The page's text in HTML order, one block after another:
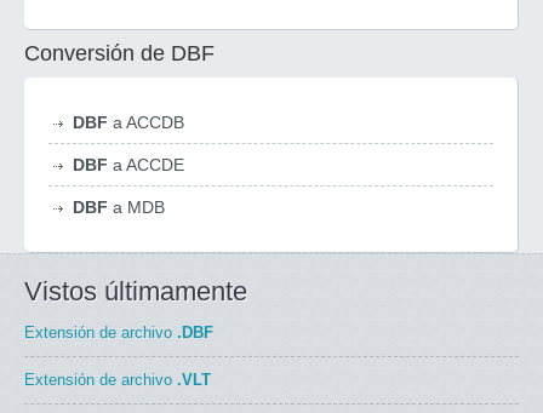
Conversión de DBF
DBF a ACCDB
DBF a ACCDE
DBF a MDB
Vistos últimamente
Extensión de archivo .DBF
Extensión de archivo .VLT